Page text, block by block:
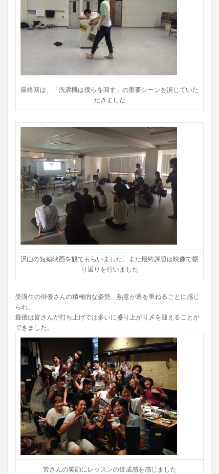
最終回は、「洗濯機は僕らを回す」の重要シーンを演じていた
だきました
沢山の短編映画を観てもらいました。また最終課題は映像で振
り返りを行いました
受講生の俳優さんの積極的な姿勢、熱意が週を重ねるごとに感じ
られ、
最後は皆さんが打ち上げでは多いに盛り上がり〆を迎えることが
できました。
皆さんの笑顔にレッスンの達成感を感じました